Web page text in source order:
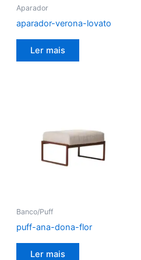
Aparador
aparador-verona-lovato
Ler mais
Banco/Puff
puff-ana-dona-flor
Ler mais